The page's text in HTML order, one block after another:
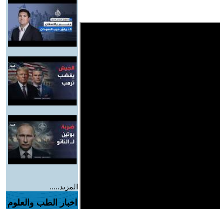
المزيد.....
اخبار الطب والعلوم